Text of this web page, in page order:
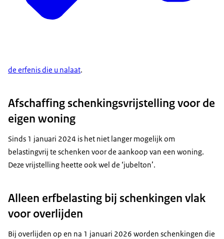
de erfenis die u nalaat.
Afschaffing schenkingsvrijstelling voor de
eigen woning
Sinds 1 januari 2024 is het niet langer mogelijk om
belastingvrij te schenken voor de aankoop van een woning.
Deze vrijstelling heette ook wel de ‘jubelton’.
Alleen erfbelasting bij schenkingen vlak
voor overlijden
Bij overlijden op en na 1 januari 2026 worden schenkingen die